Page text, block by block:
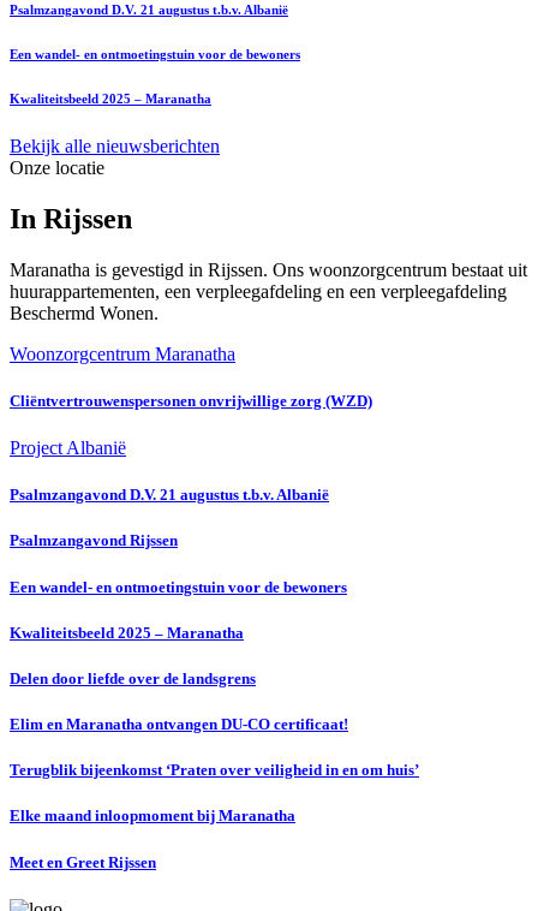
Psalmzangavond D.V. 21 augustus t.b.v. Albanië
Een wandel- en ontmoetingstuin voor de bewoners
Kwaliteitsbeeld 2025 – Maranatha
Bekijk alle nieuwsberichten
Onze locatie
In Rijssen
Maranatha is gevestigd in Rijssen. Ons woonzorgcentrum bestaat uit
huurappartementen, een verpleegafdeling en een verpleegafdeling
Beschermd Wonen.
Woonzorgcentrum Maranatha
Cliëntvertrouwenspersonen onvrijwillige zorg (WZD)
Project Albanië
Psalmzangavond D.V. 21 augustus t.b.v. Albanië
Psalmzangavond Rijssen
Een wandel- en ontmoetingstuin voor de bewoners
Kwaliteitsbeeld 2025 – Maranatha
Delen door liefde over de landsgrens
Elim en Maranatha ontvangen DU-CO certificaat!
Terugblik bijeenkomst ‘Praten over veiligheid in en om huis’
Elke maand inloopmoment bij Maranatha
Meet en Greet Rijssen